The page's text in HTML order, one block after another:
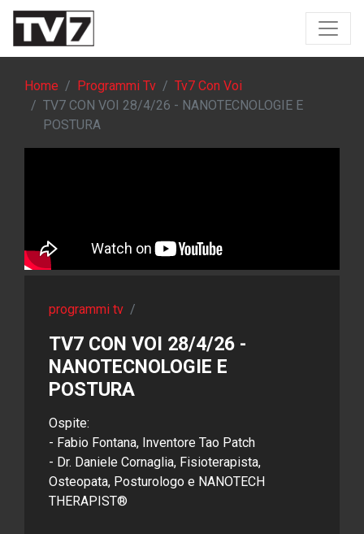
Home Programmi Tv
Tv7 Con Voi
TV7 CON VOI 28/4/26 - NANOTECNOLOGIE E
POSTURA
programmi tv /
TV7 CON VOI 28/4/26 -
NANOTECNOLOGIE E
POSTURA
Ospite:
- Fabio Fontana, Inventore Tao Patch
- Dr. Daniele Cornaglia, Fisioterapista,
Osteopata, Posturologo e NANOTECH
THERAPIST®